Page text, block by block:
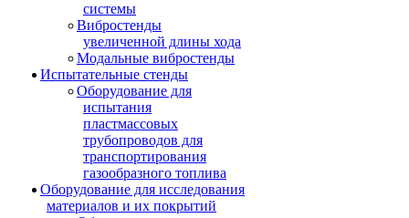
системы
Вибростенды
увеличенной длины хода
Модальные вибростенды
Испытательные стенды
Оборудование для
испытания
пластмассовых
трубопроводов для
транспортирования
газообразного топлива
Оборудование для исследования
материалов и их покрытий